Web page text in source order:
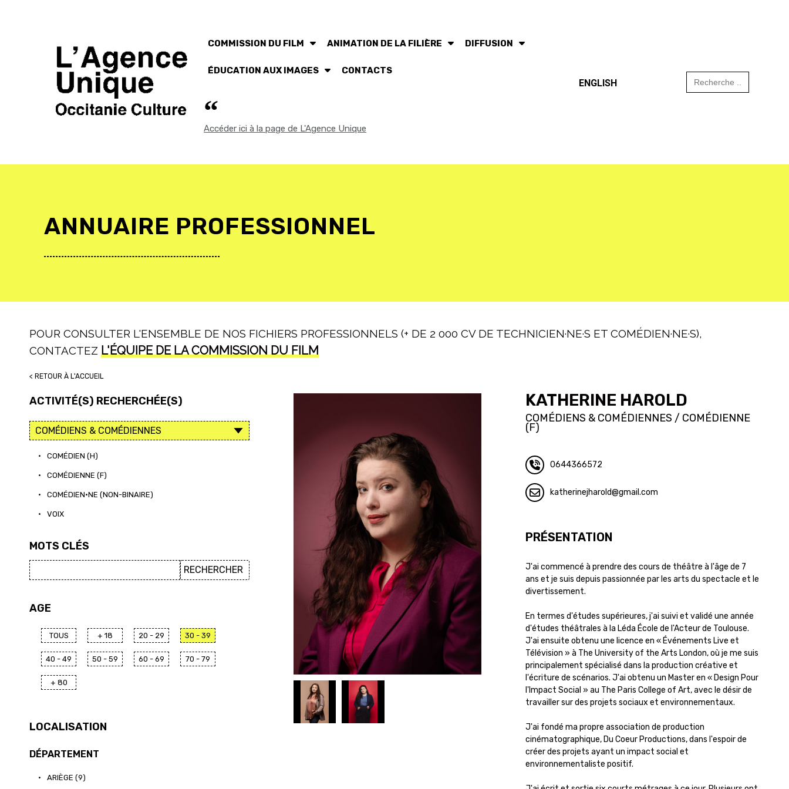
COMMISSION DU FILM ANIMATION DE LA FILIÈRE DIFFUSION
ÉDUCATION AUX IMAGES CONTACTS
Accéder ici à la page de L'Agence Unique
ENGLISH
Search
for:
ANNUAIRE PROFESSIONNEL
POUR CONSULTER L'ENSEMBLE DE NOS FICHIERS PROFESSIONNELS (+ DE 2 000 CV DE TECHNICIEN·NE·S ET COMÉDIEN·NE·S),
CONTACTEZ L'ÉQUIPE DE LA COMMISSION DU FILM
< RETOUR À L'ACCUEIL
ACTIVITÉ(S) RECHERCHÉE(S)
• COMÉDIEN (H)
• COMÉDIENNE (F)
• COMÉDIEN·NE (NON-BINAIRE)
• VOIX
MOTS CLÉS
AGE
TOUS + 18 20 - 29 30 - 39
40 - 49 50 - 59 60 - 69 70 - 79
+ 80
LOCALISATION
DÉPARTEMENT
• ARIÈGE (9)
KATHERINE HAROLD
COMÉDIENS & COMÉDIENNES / COMÉDIENNE
(F)
0644366572
katherinejharold gmail.com
PRÉSENTATION
J'ai commencé à prendre des cours de théâtre à l'âge de 7
ans et je suis depuis passionnée par les arts du spectacle et le
divertissement.
En termes d'études supérieures, j'ai suivi et validé une année
d'études théâtrales à la Léda École de l'Acteur de Toulouse.
J'ai ensuite obtenu une licence en « Événements Live et
Télévision » à The University of the Arts London, où je me suis
principalement spécialisé dans la production créative et
l'écriture de scénarios. J'ai obtenu un Master en « Design Pour
l'Impact Social » au The Paris College of Art, avec le désir de
travailler sur des projets sociaux et environnementaux.
J'ai fondé ma propre association de production
cinématographique, Du Coeur Productions, dans l'espoir de
créer des projets ayant un impact social et
environnementaliste positif.